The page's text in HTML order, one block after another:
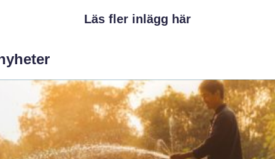
Läs fler inlägg här